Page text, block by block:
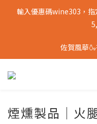
輸入優惠碼wine303，
佐賀風華
煙燻製品｜火